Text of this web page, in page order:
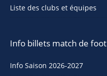
Liste des clubs et équipes
Info billets match de foot
Info Saison 2026-2027